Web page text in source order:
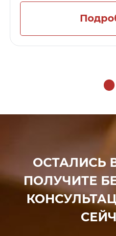
ОСТАЛИСЬ
ПОЛУЧИТЕ